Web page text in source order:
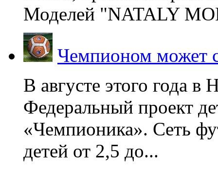
Моделей "NATALY
Чемпионом может
В августе этого года
Федеральный проект
«Чемпионика». Сеть
детей от 2,5 до...